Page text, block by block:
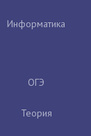
Информатика
ОГЭ
Теория